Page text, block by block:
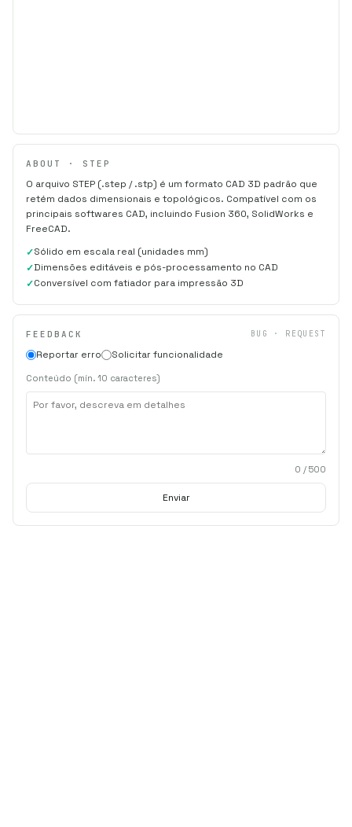
ABOUT · STEP
O arquivo STEP (.step / .stp) é um formato CAD 3D padrão que
retém dados dimensionais e topológicos. Compatível com os
principais softwares CAD, incluindo Fusion 360, SolidWorks e
FreeCAD.
Sólido em escala real (unidades mm)
Dimensões editáveis e pós-processamento no CAD
Conversível com fatiador para impressão 3D
FEEDBACK BUG · REQUEST
Reportar erro Solicitar funcionalidade
Conteúdo (mín. 10 caracteres)
0 / 500
Enviar